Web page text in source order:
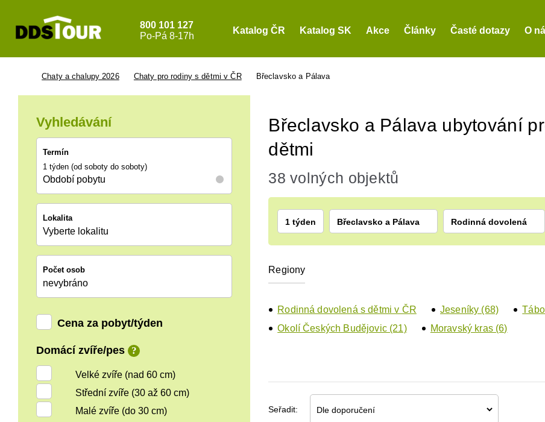
800 101 127
Po-Pá 8-17h
Katalog ČR Katalog SK Akce Články Časté dotazy O
Chaty a chalupy 2026 Chaty pro rodiny s dětmi v ČR Břeclavsko a Pálava
Vyhledávání
Termín
1 týden (od soboty do soboty)
Období pobytu
Lokalita
Vyberte lokalitu
Počet osob
nevybráno
Cena za pobyt/týden
Domácí zvíře/pes ?
Velké zvíře (nad 60 cm)
Střední zvíře (30 až 60 cm)
Malé zvíře (do 30 cm)
Břeclavsko a Pálava ubytování
dětmi
38 volných objektů
1 týden Břeclavsko a Pálava Rodinná dovolená
Regiony
Rodinná dovolená s dětmi v ČR Jeseníky (68)
Okolí Českých Budějovic (21)
Moravský kras (6)
Seřadit: